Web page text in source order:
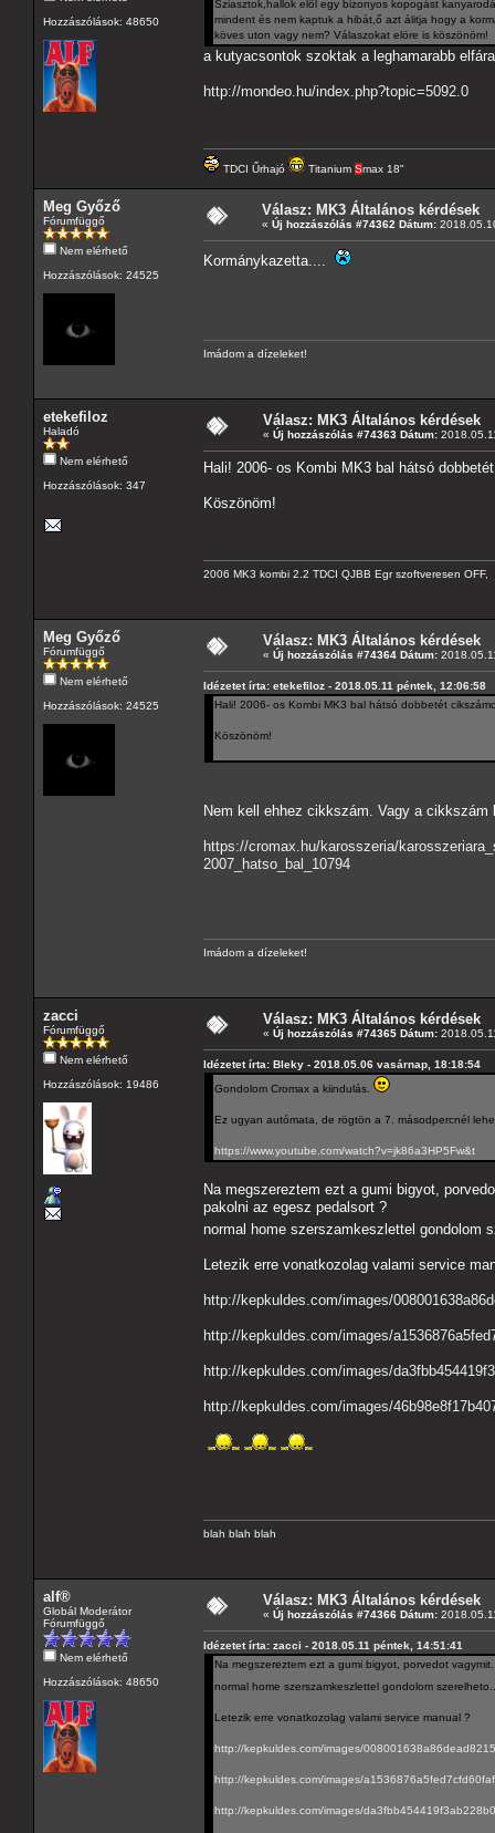
Hozzászólások: 48650
Sziasztok,hallok elöl egy bizonyos kopogást
mindent és nem kaptuk a hibát,ő azt álitja hogy a
köves uton vagy nem? Válaszokat elöre is köszönöm!
a kutyacsontok szoktak a leghamarabb
http://mondeo.hu/index.php?topic=5092.0
TDCI Űrhajó Titanium Smax 18"
Meg Győző
Fórumfüggő
Nem elérhető
Hozzászólások: 24525
Válasz: MK3 Általános kérdések
« Új hozzászólás #74362 Dátum:
Kormánykazetta....
Imádom a dízeleket!
etekefiloz
Haladó
Nem elérhető
Hozzászólások: 347
Válasz: MK3 Általános kérdések
« Új hozzászólás #74363 Dátum:
Hali! 2006- os Kombi MK3 bal hátsó
Köszönöm!
2006 MK3 kombi 2.2 TDCI QJBB Egr szoftveresen OFF,
Meg Győző
Fórumfüggő
Nem elérhető
Hozzászólások: 24525
Válasz: MK3 Általános kérdések
« Új hozzászólás #74364 Dátum:
Idézetet írta: etekefiloz - 2018.05.11 péntek, 12:06:58
Hali! 2006- os Kombi MK3 bal hátsó dobbetét
Köszönöm!
Nem kell ehhez cikkszám. Vagy a
https://cromax.hu/karosszeria/
2007_hatso_bal_10794
Imádom a dízeleket!
zacci
Fórumfüggő
Nem elérhető
Hozzászólások: 19486
Válasz: MK3 Általános kérdések
« Új hozzászólás #74365 Dátum:
Idézetet írta: Bleky - 2018.05.06 vasárnap, 18:18:54
Gondolom Cromax a kiindulás.
Ez ugyan autómata, de rögtön a 7. másodpercnél
https://www.youtube.com/watch?v=jk86a3HP5Fw&t
Na megszereztem ezt a gumi bigyot,
pakolni az egesz pedalsort ?
normal home szerszamkeszlettel
Letezik erre vonatkozolag valami service
http://kepkuldes.com/images/
http://kepkuldes.com/images/
http://kepkuldes.com/images/
http://kepkuldes.com/images/
blah blah blah
alf®
Globál Moderátor
Fórumfüggő
Nem elérhető
Hozzászólások: 48650
Válasz: MK3 Általános kérdések
« Új hozzászólás #74366 Dátum:
Idézetet írta: zacci - 2018.05.11 péntek, 14:51:41
Na megszereztem ezt a gumi bigyot, porvedot
normal home szerszamkeszlettel gondolom
Letezik erre vonatkozolag valami service manual ?
http://kepkuldes.com/images/
http://kepkuldes.com/images/
http://kepkuldes.com/images/